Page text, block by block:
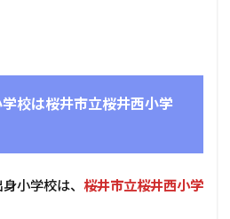
校は桜井市立桜井西小学
小学校は、 桜井市立桜井西小学